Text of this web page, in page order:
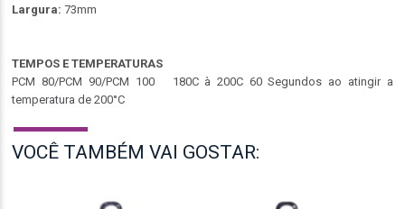
Largura:73mm
TEMPOS E TEMPERATURAS
PCM 80/PCM 90/PCM 100 180C à 200C 60 Segundos ao atingir a
temperatura de 200°C
VOCÊ TAMBÉM VAI GOSTAR: